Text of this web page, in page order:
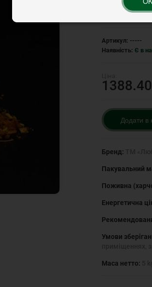
Артикул: -----
Наявність: Є в
1388.40
Додати в
Бренд:
Пакувальний
Поживна
Енергетична
Умови
Маса нетто: